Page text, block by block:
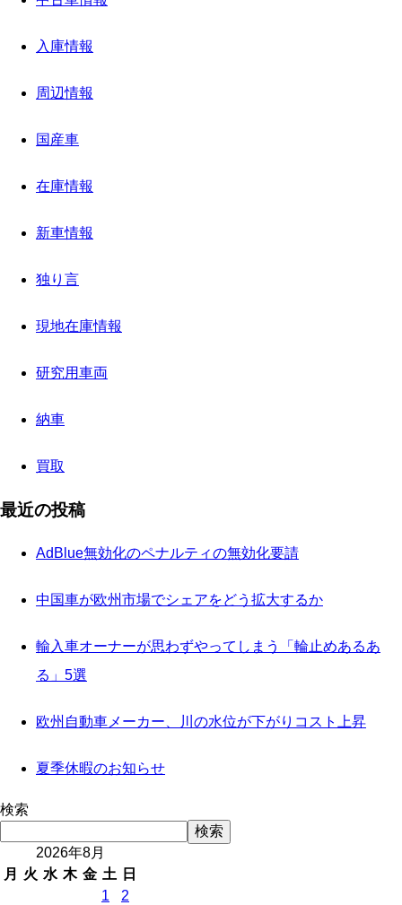
入庫情報
周辺情報
国産車
在庫情報
新車情報
独り言
現地在庫情報
研究用車両
納車
買取
最近の投稿
AdBlue無効化のペナルティの無効化要請
中国車が欧州市場でシェアをどう拡大するか
輸入車オーナーが思わずやってしまう「輪止めあるあ
る」5選
欧州自動車メーカー、川の水位が下がりコスト上昇
夏季休暇のお知らせ
検索
検索
2026年8月
月
火 水 木 金 土
日
1
2